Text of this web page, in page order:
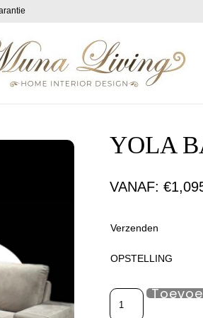
YOLA
VANAF: €
Verzenden
OPSTELLING